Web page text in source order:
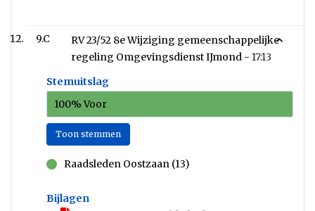
9.C
RV 23/52 8e Wijziging gemeenschappelijke
regeling Omgevingsdienst IJmond - 17:13
Stemuitslag
100% Voor
Toon stemmen
Raadsleden Oostzaan (13)
Bijlagen